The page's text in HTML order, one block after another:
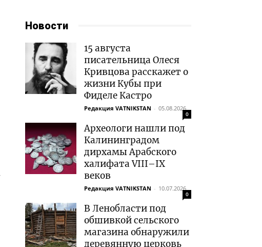
Новости
15 августа
писательница Олеся
Кривцова расскажет о
жизни Кубы при
Фиделе Кастро
Редакция VATNIKSTAN - 05.08.2026
0
Археологи нашли под
Калининградом
дирхамы Арабского
халифата VIII–IX
веков
Редакция VATNIKSTAN - 10.07.2026
0
В Ленобласти под
обшивкой сельского
магазина обнаружили
деревянную церковь